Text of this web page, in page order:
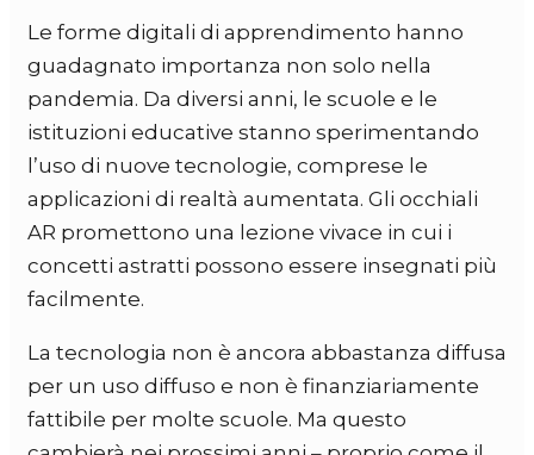
Le forme digitali di apprendimento hanno
guadagnato importanza non solo nella
pandemia. Da diversi anni, le scuole e le
istituzioni educative stanno sperimentando
l’uso di nuove tecnologie, comprese le
applicazioni di realtà aumentata. Gli occhiali
AR promettono una lezione vivace in cui i
concetti astratti possono essere insegnati più
facilmente.
La tecnologia non è ancora abbastanza diffusa
per un uso diffuso e non è finanziariamente
fattibile per molte scuole. Ma questo